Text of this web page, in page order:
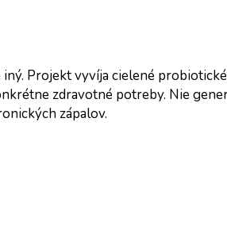
Projekt vyvíja cielené
zdravotné potreby. Nie
zápalov.